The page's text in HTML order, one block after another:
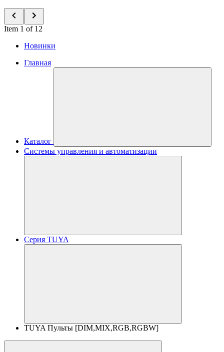
Item 1 of 12
Новинки
Главная
Каталог
Системы управления и автоматизации
Серия TUYA
TUYA Пульты [DIM,MIX,RGB,RGBW]